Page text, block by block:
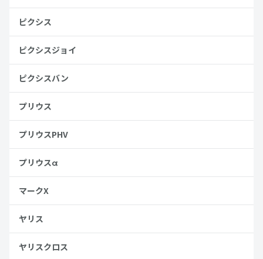
ピクシス
ピクシスジョイ
ピクシスバン
プリウス
プリウスPHV
プリウスα
マークX
ヤリス
ヤリスクロス